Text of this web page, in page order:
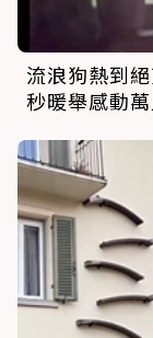
流浪狗熱到
秒暖舉感動萬